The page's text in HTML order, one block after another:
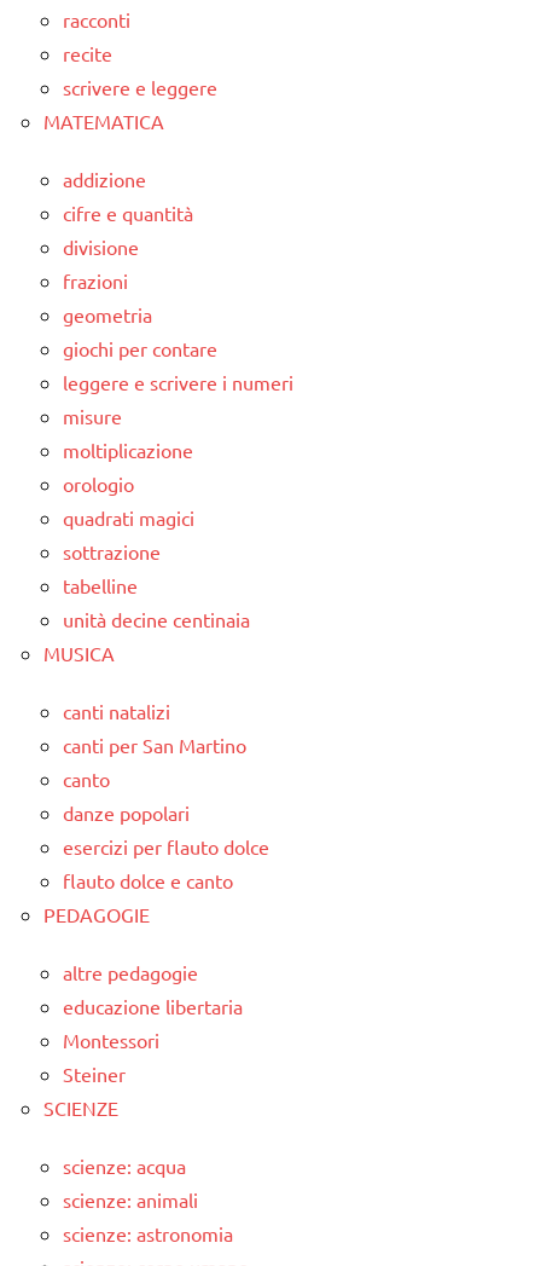
racconti
recite
scrivere e leggere
MATEMATICA
addizione
cifre e quantità
divisione
frazioni
geometria
giochi per contare
leggere e scrivere i numeri
misure
moltiplicazione
orologio
quadrati magici
sottrazione
tabelline
unità decine centinaia
MUSICA
canti natalizi
canti per San Martino
canto
danze popolari
esercizi per flauto dolce
flauto dolce e canto
PEDAGOGIE
altre pedagogie
educazione libertaria
Montessori
Steiner
SCIENZE
scienze: acqua
scienze: animali
scienze: astronomia